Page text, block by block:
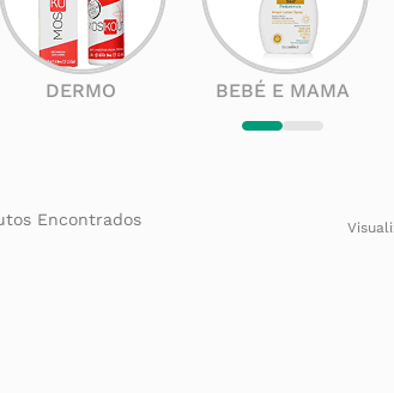
DERMO BEBÉ E MAMA